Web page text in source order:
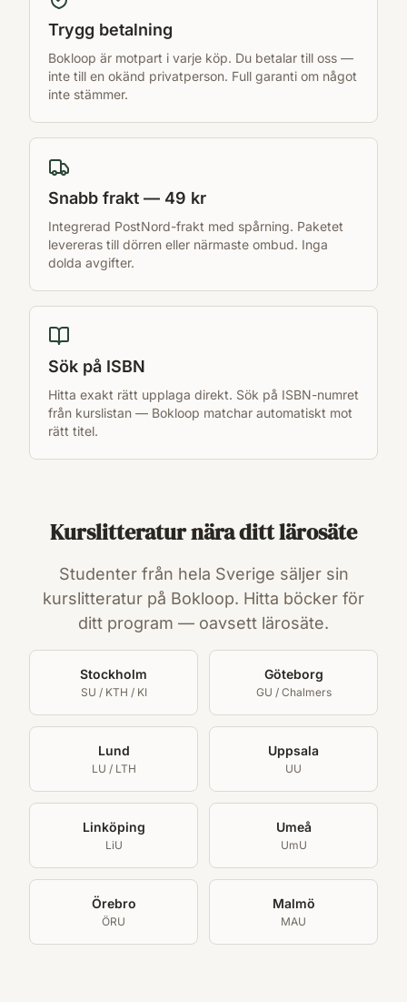
Trygg betalning
Bokloop är motpart i varje köp. Du betalar till oss —
inte till en okänd privatperson. Full garanti om något
inte stämmer.
Snabb frakt — 49 kr
Integrerad PostNord-frakt med spårning. Paketet
levereras till dörren eller närmaste ombud. Inga
dolda avgifter.
Sök på ISBN
Hitta exakt rätt upplaga direkt. Sök på ISBN-numret
från kurslistan — Bokloop matchar automatiskt mot
rätt titel.
Kurslitteratur nära ditt lärosäte
Studenter från hela Sverige säljer sin
kurslitteratur på Bokloop. Hitta böcker för
ditt program — oavsett lärosäte.
Stockholm
SU / KTH / KI
Göteborg
GU / Chalmers
Lund
LU / LTH
Uppsala
UU
Linköping
LiU
Umeå
UmU
Örebro
ÖRU
Malmö
MAU